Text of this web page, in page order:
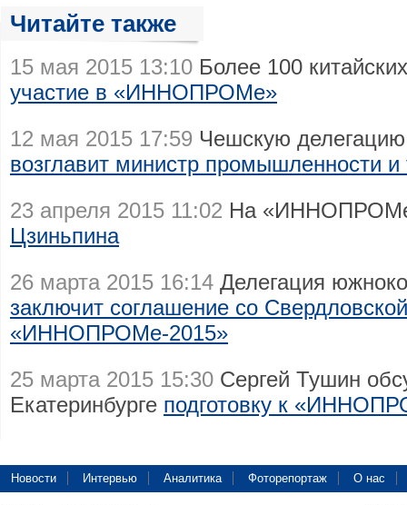
Читайте также
15 мая 2015 13:10 Более 100
участие в «ИННОПРОМе»
12 мая 2015 17:59 Чешскую
возглавит министр промышленности и
23 апреля 2015 11:02 На
Цзиньпина
26 марта 2015 16:14 Делегация
заключит соглашение со
«ИННОПРОМе-2015»
25 марта 2015 15:30 Сергей Тушин
Екатеринбурге подготовку к
Новости Интервью Аналитика Фоторепортаж О нас